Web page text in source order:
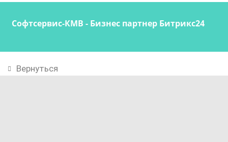
Софтсервис-КМВ - Бизнес партнер Битрикс24
Вернуться